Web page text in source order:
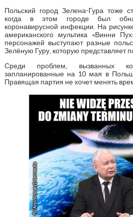
Польский город Зелена-Гура тоже
когда в этом городе был
коронавирусной инфекции. На
американского мультика «Винни
персонажей выступают разные
Зелёную Гуру, которую представляет
Среди проблем, вызванных
запланированные на 10 мая в
Правящая партия не хочет менять